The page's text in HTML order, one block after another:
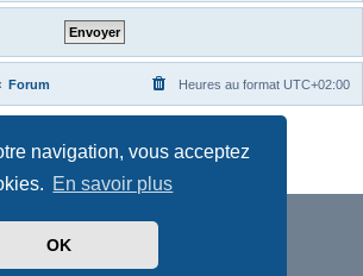
navigation, vous acceptez
En savoir plus
OK
Forum Heures au format UTC+02:00
Traduit parphpBB-fr.com